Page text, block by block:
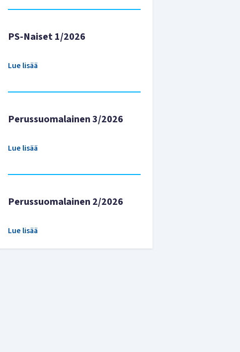
PS-Naiset 1/2026
Lue lisää
Perussuomalainen 3/2026
Lue lisää
Perussuomalainen 2/2026
Lue lisää